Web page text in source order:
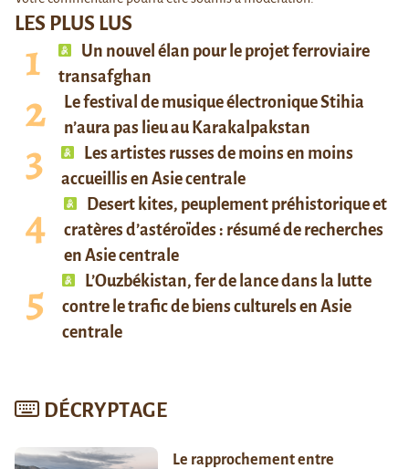
LES PLUS LUS
Un nouvel élan pour le projet ferroviaire
transafghan
Le festival de musique électronique Stihia
n’aura pas lieu au Karakalpakstan
Les artistes russes de moins en moins
accueillis en Asie centrale
Desert kites, peuplement préhistorique et
cratères d’astéroïdes : résumé de recherches
en Asie centrale
L’Ouzbékistan, fer de lance dans la lutte
contre le trafic de biens culturels en Asie
centrale
DÉCRYPTAGE
Le rapprochement entre